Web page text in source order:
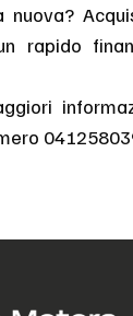
nuova?
rapido